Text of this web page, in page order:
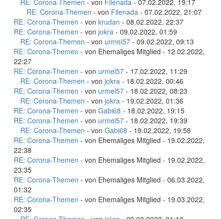
RE: Corona-Themen - von Filenada - 07.02.2022, 19:17
RE: Corona-Themen - von Filenada - 07.02.2022, 21:07
RE: Corona-Themen - von krudan - 08.02.2022, 22:37
RE: Corona-Themen - von jokra - 09.02.2022, 01:59
RE: Corona-Themen - von urmel57 - 09.02.2022, 09:13
RE: Corona-Themen - von Ehemaliges Mitglied - 12.02.2022,
22:27
RE: Corona-Themen - von urmel57 - 17.02.2022, 11:29
RE: Corona-Themen - von jokra - 18.02.2022, 00:46
RE: Corona-Themen - von urmel57 - 18.02.2022, 08:23
RE: Corona-Themen - von jokra - 19.02.2022, 01:36
RE: Corona-Themen - von Gabi68 - 18.02.2022, 19:15
RE: Corona-Themen - von urmel57 - 18.02.2022, 19:39
RE: Corona-Themen - von Gabi68 - 19.02.2022, 19:58
RE: Corona-Themen - von Ehemaliges Mitglied - 19.02.2022,
22:38
RE: Corona-Themen - von Ehemaliges Mitglied - 19.02.2022,
23:35
RE: Corona-Themen - von Ehemaliges Mitglied - 06.03.2022,
01:32
RE: Corona-Themen - von Ehemaliges Mitglied - 19.03.2022,
02:35